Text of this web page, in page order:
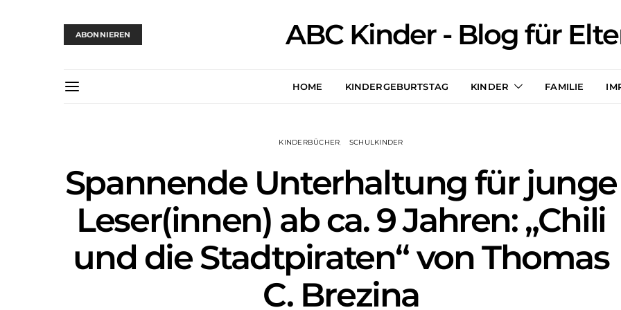
ABONNIEREN ABC Kinder - Blog für
HOME KINDERGEBURTSTAG KINDER FAMILIE
KINDERBÜCHER SCHULKINDER
Spannende Unterhaltung für junge
Leser(innen) ab ca. 9 Jahren: „Chili
und die Stadtpiraten“ von Thomas
C. Brezina